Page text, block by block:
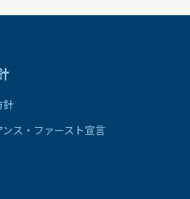
針
ス・ファースト宣言